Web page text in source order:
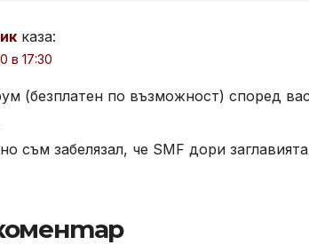
каза:
в 17:30
(безплатен по възможност) според
съм забелязал, че SMF дори